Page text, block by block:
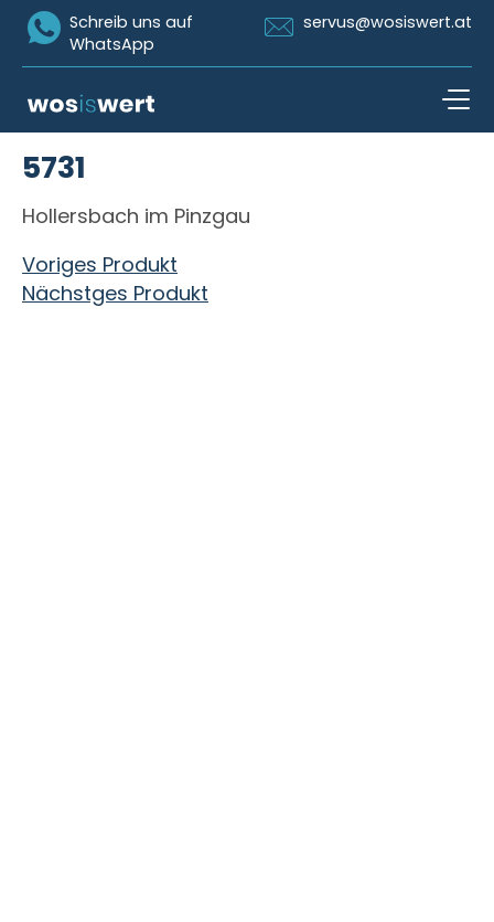
Icon Whatsapp
Schreib uns auf
WhatsApp
Icon Email
servus@wosiswert.at
5731
Hollersbach im Pinzgau
Beitragsnavigation
Voriges Produkt
Nächstges Produkt